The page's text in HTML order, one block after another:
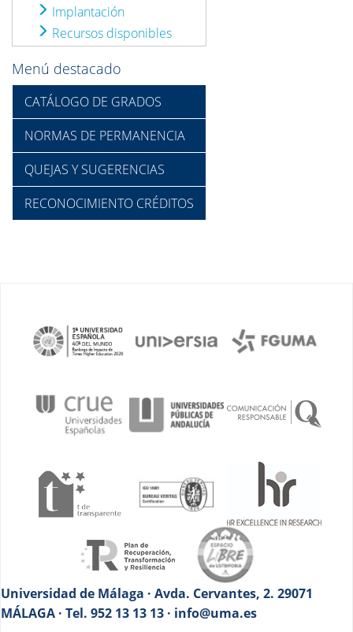
Implantación
Recursos disponibles
Menú destacado
CATÁLOGO DE GRADOS
NORMAS DE PERMANENCIA
QUEJAS Y SUGERENCIAS
RECONOCIMIENTO CRÉDITOS
Universidad de Málaga · Avda. Cervantes, 2. 29071
MÁLAGA · Tel. 952 13 13 13 · info@uma.es